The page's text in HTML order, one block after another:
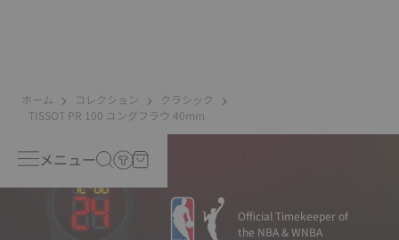
ホーム コレクション
クラシック
TISSOT PR 100 ユングフラウ 40mm
メニュー
Official Timekeeper of
the NBA & WNBA